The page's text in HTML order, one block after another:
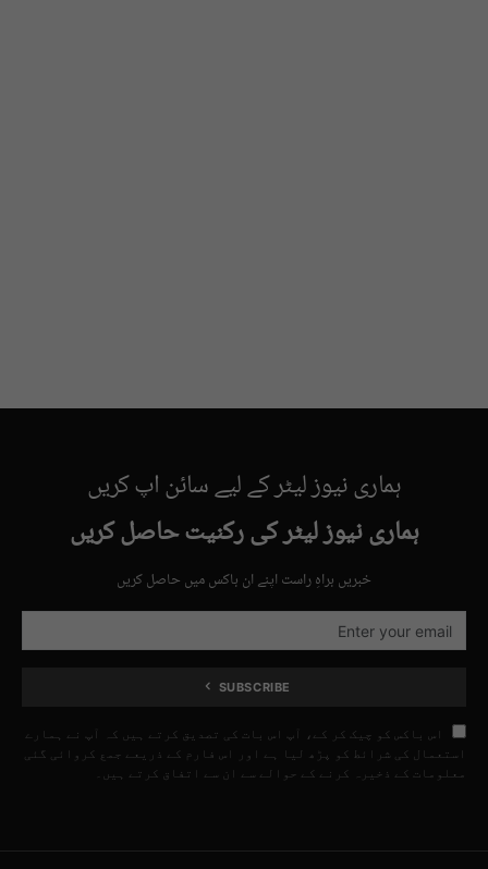
ہماری نیوز لیٹر کے لیے سائن اپ کریں
ہماری نیوز لیٹر کی رکنیت حاصل کریں
خبریں براہِ راست اپنے ان باکس میں حاصل کریں
SUBSCRIBE
اس باکس کو چیک کر کے، آپ اس بات کی تصدیق کرتے ہیں کہ آپ نے ہمارے
استعمال کی شرائط کو پڑھ لیا ہے اور اس فارم کے ذریعے جمع کروائی گئی
معلومات کے ذخیرہ کرنے کے حوالے سے ان سے اتفاق کرتے ہیں۔